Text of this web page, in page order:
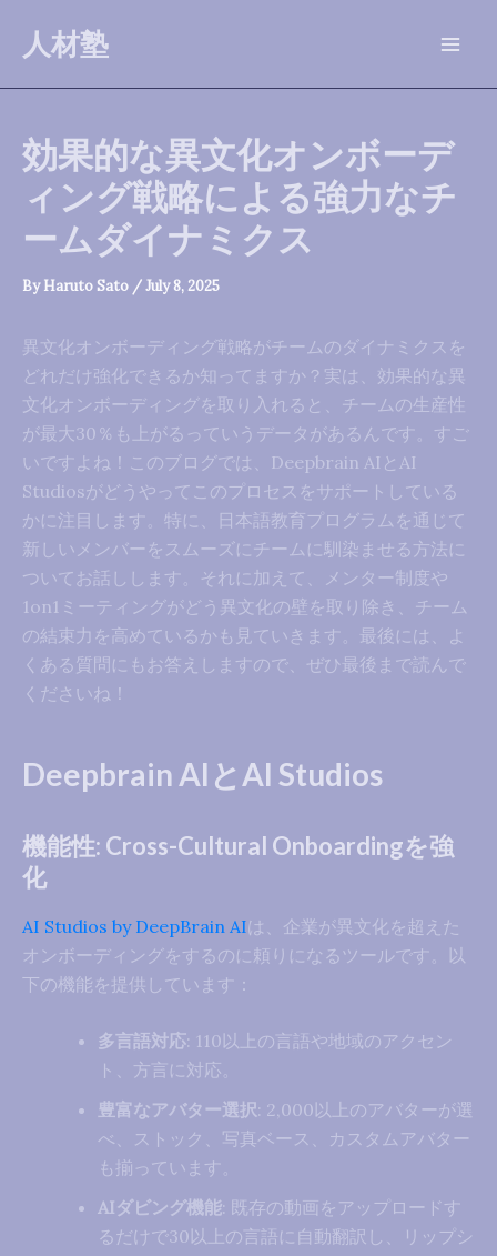
人材塾
効果的な異文化オンボーデ
ィング戦略による強力なチ
ームダイナミクス
ByHaruto Sato /July 8, 2025
異文化オンボーディング戦略がチームのダイナミクスを
どれだけ強化できるか知ってますか？実は、効果的な異
文化オンボーディングを取り入れると、チームの生産性
が最大30％も上がるっていうデータがあるんです。すご
いですよね！このブログでは、Deepbrain AIとAI
Studiosがどうやってこのプロセスをサポートしている
かに注目します。特に、日本語教育プログラムを通じて
新しいメンバーをスムーズにチームに馴染ませる方法に
ついてお話しします。それに加えて、メンター制度や
1on1ミーティングがどう異文化の壁を取り除き、チーム
の結束力を高めているかも見ていきます。最後には、よ
くある質問にもお答えしますので、ぜひ最後まで読んで
くださいね！
Deepbrain AIとAI Studios
機能性: Cross-Cultural Onboardingを強
化
AI Studios by DeepBrain AIは、企業が異文化を超えた
オンボーディングをするのに頼りになるツールです。以
下の機能を提供しています：
多言語対応: 110以上の言語や地域のアクセン
ト、方言に対応。
豊富なアバター選択: 2,000以上のアバターが選
べ、ストック、写真ベース、カスタムアバター
も揃っています。
AIダビング機能: 既存の動画をアップロードす
るだけで30以上の言語に自動翻訳し、リップシ